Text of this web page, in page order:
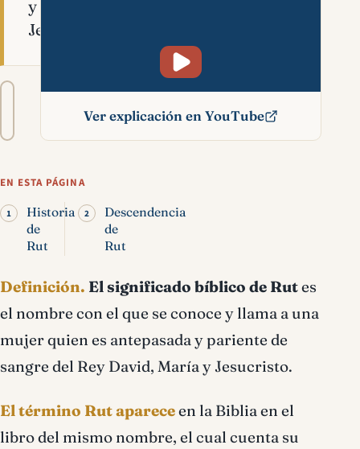
y
Jesucristo.
Tamaño
A− A+
Ver explicación en YouTube
EN ESTA PÁGINA
Historia
de
Rut
Descendencia
de
Rut
Definición. El significado bíblico de Rutes
el nombre con el que se conoce y llama a una
mujer quien es antepasada y pariente de
sangre del Rey David, María y Jesucristo.
El término Rut apareceen la Biblia en el
libro del mismo nombre, el cual cuenta su